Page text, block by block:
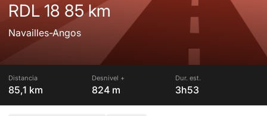
RDL 18 85 km
Navailles-Angos
Distancia
85,1 km
Desnivel +
824 m
Dur. est.
3h53